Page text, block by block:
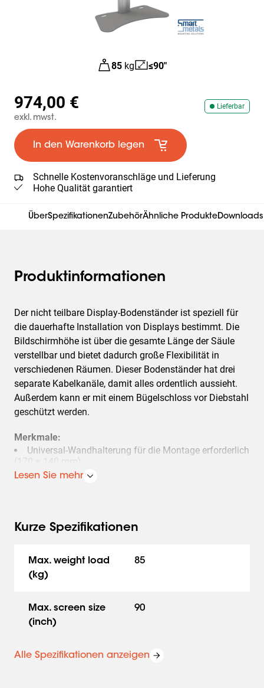
85 kg ≤90"
Lieferbar
974,00 €
exkl. mwst.
In den Warenkorb legen
Schnelle Kostenvoranschläge und Lieferung
Hohe Qualität garantiert
ÜberSpezifikationenZubehörÄhnliche ProdukteDownloads
Produktinformationen
Der nicht teilbare Display-Bodenständer ist speziell für
die dauerhafte Installation von Displays bestimmt. Die
Bildschirmhöhe ist über die gesamte Länge der Säule
verstellbar und bietet dadurch große Flexibilität in
verschiedenen Räumen. Dieser Bodenständer hat drei
separate Kabelkanäle, damit alles ordentlich aussieht.
Außerdem kann er mit einem Bügelschloss vor Diebstahl
geschützt werden.
Merkmale:
Universal-Wandhalterung für die Montage erforderlich
(170 × 140 mm)
Zusätzlicher Kopf und Wandhalterung für mehrere
Lesen Sie mehr
Kurze Spezifikationen
Max. weight load
(kg)
85
Max. screen size
(inch)
90
Alle Spezifikationen anzeigen